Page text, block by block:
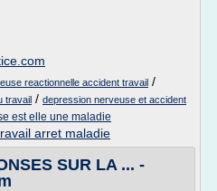
reactionnelle accident travail /
travail / depression nerveuse et accident
est elle une maladie
arret maladie
SUR LA ... -